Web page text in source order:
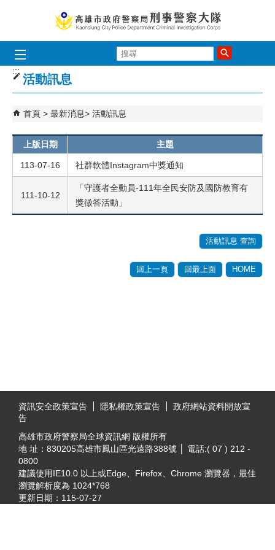
跳到主要內容區塊
尋
:::
活動訊息
首頁 最新消息 活動訊息
上版日期 主題
113-07-16 社群軟體Instagram中獎通知
111-10-12
「守護者全動員-111年全民安防及國防教育有
獎徵答活動」
活動訊息 查詢
回上一頁 回最上面 HOME
資訊安全政策宣告
隱私權政策宣告
政府網站資料開放宣
告
高雄市政府警察局全球資訊網 版權所有
地 址：830205高雄市鳳山區光遠路388號 │ 電話:( 07 ) 212 -
0800
建議使用IE10.0 以上或Edge、Firefox、Chrome 瀏覽器，最佳
瀏覽解析度為 1024*768
更新日期： 115-07-27